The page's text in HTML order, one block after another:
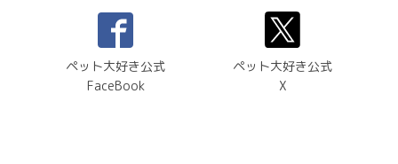
ペット大好き公式
FaceBook
ペット大好き公式
X